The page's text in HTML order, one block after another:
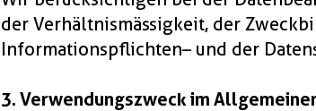
der Verhältnismässigkeit, der
Informationspflichten – und der
3. Verwendungszweck im